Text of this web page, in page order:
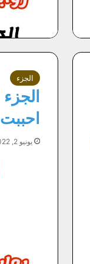
الجزء
يونيو 2, 2022